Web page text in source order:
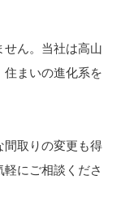
ん。当社は高山
まいの進化系を
間取りの変更も得
にご相談くださ